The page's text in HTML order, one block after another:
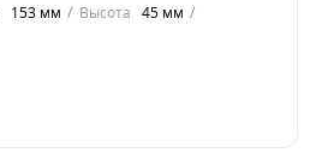
153 мм Высота 45 мм